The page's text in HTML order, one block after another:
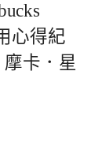
心得紀
卡．星